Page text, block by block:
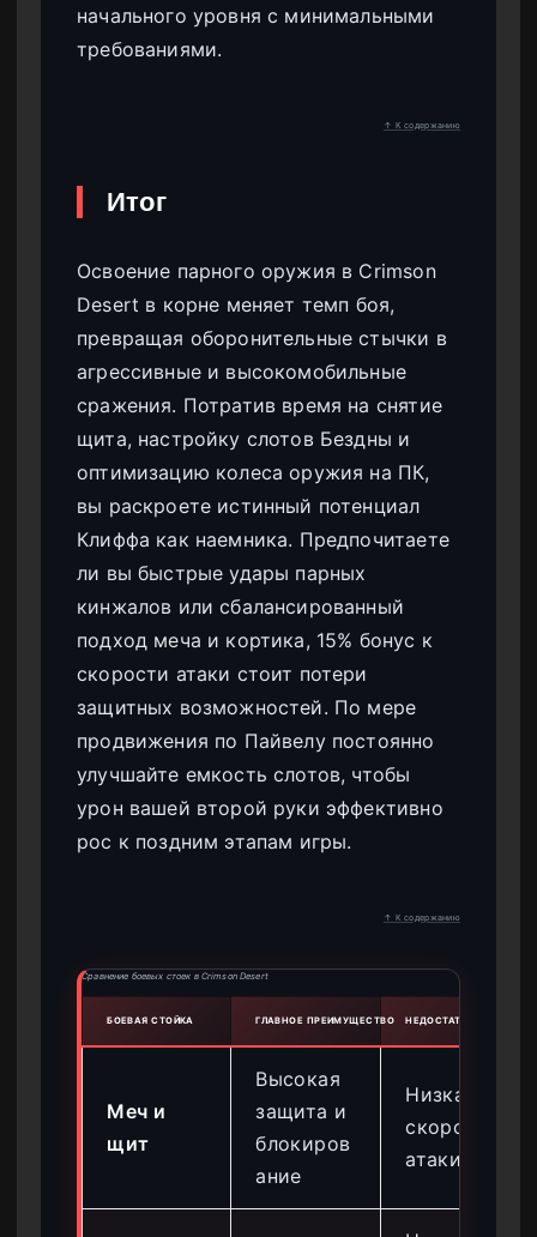
начального уровня с минимальными
требованиями.
↑ К содержанию
Итог
Освоение парного оружия в Crimson
Desert в корне меняет темп боя,
превращая оборонительные стычки в
агрессивные и высокомобильные
сражения. Потратив время на снятие
щита, настройку слотов Бездны и
оптимизацию колеса оружия на ПК,
вы раскроете истинный потенциал
Клиффа как наемника. Предпочитаете
ли вы быстрые удары парных
кинжалов или сбалансированный
подход меча и кортика, 15% бонус к
скорости атаки стоит потери
защитных возможностей. По мере
продвижения по Пайвелу постоянно
улучшайте емкость слотов, чтобы
урон вашей второй руки эффективно
рос к поздним этапам игры.
↑ К содержанию
Сравнение боевых стоек в Crimson Desert
БОЕВАЯ СТОЙКА ГЛАВНОЕ ПРЕИМУЩЕСТВО НЕДОСТАТОК
Меч и
щит
Высокая
защита и
блокиров
ание
Низкая
скорость
атаки